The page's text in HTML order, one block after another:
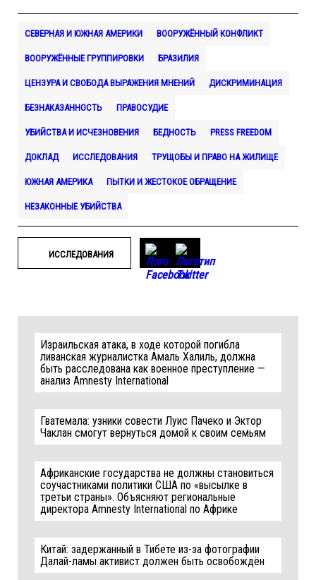
СЕВЕРНАЯ И ЮЖНАЯ АМЕРИКИ ВООРУЖЁННЫЙ КОНФЛИКТ
ВООРУЖЁННЫЕ ГРУППИРОВКИ БРАЗИЛИЯ
ЦЕНЗУРА И СВОБОДА ВЫРАЖЕНИЯ МНЕНИЙ ДИСКРИМИНАЦИЯ
БЕЗНАКАЗАННОСТЬ ПРАВОСУДИЕ
УБИЙСТВА И ИСЧЕЗНОВЕНИЯ БЕДНОСТЬ PRESS FREEDOM
ДОКЛАД ИССЛЕДОВАНИЯ ТРУЩОБЫ И ПРАВО НА ЖИЛИЩЕ
ЮЖНАЯ АМЕРИКА ПЫТКИ И ЖЕСТОКОЕ ОБРАЩЕНИЕ
НЕЗАКОННЫЕ УБИЙСТВА
ИССЛЕДОВАНИЯ
Израильская атака, в ходе которой погибла
ливанская журналистка Амаль Халиль, должна
быть расследована как военное преступление —
анализ Amnesty International
Гватемала: узники совести Луис Пачеко и Эктор
Чаклан смогут вернуться домой к своим семьям
Африканские государства не должны становиться
соучастниками политики США по «высылке в
третьи страны». Объясняют региональные
директора Amnesty International по Африке
Китай: задержанный в Тибете из-за фотографии
Далай-ламы активист должен быть освобождён